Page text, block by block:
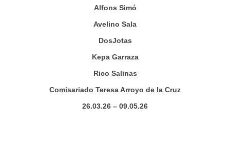
Alfons Simó
Avelino Sala
DosJotas
Kepa Garraza
Rico Salinas
Comisariado Teresa Arroyo de la Cruz
26.03.26 – 09.05.26